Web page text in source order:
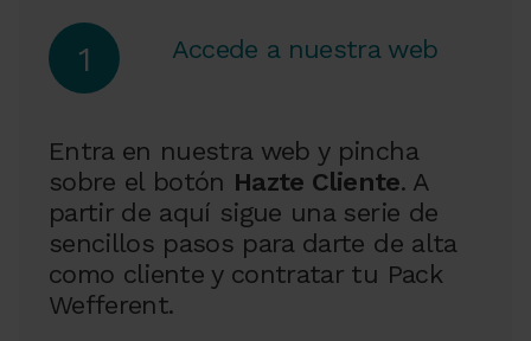
1 Accede a nuestra web
Entra en nuestra web y pincha
sobre el botón Hazte Cliente. A
partir de aquí sigue una serie de
sencillos pasos para darte de alta
como cliente y contratar tu Pack
Wefferent.